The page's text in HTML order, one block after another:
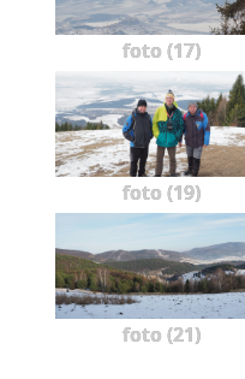
foto (17)
foto (19)
foto (21)